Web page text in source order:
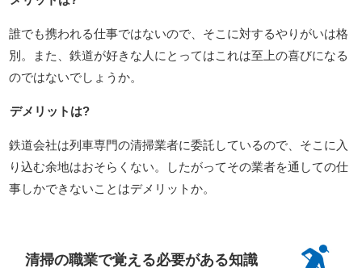
誰でも携われる仕事ではないので、そこに対するやりがいは格
別。また、鉄道が好きな人にとってはこれは至上の喜びになる
のではないでしょうか。
デメリットは?
鉄道会社は列車専門の清掃業者に委託しているので、そこに入
り込む余地はおそらくない。したがってその業者を通しての仕
事しかできないことはデメリットか。
清掃の職業で覚える必要がある知識